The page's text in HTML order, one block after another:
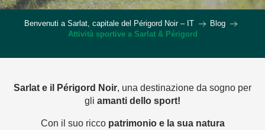
Benvenuti a Sarlat, capitale del Périgord Noir – IT
Blog
Attività sportive a Sarlat & Périgord
Sarlat e il Périgord Noir, una destinazione da sogno per
gli amanti dello sport!
Con il suo ricco patrimonio e la sua natura